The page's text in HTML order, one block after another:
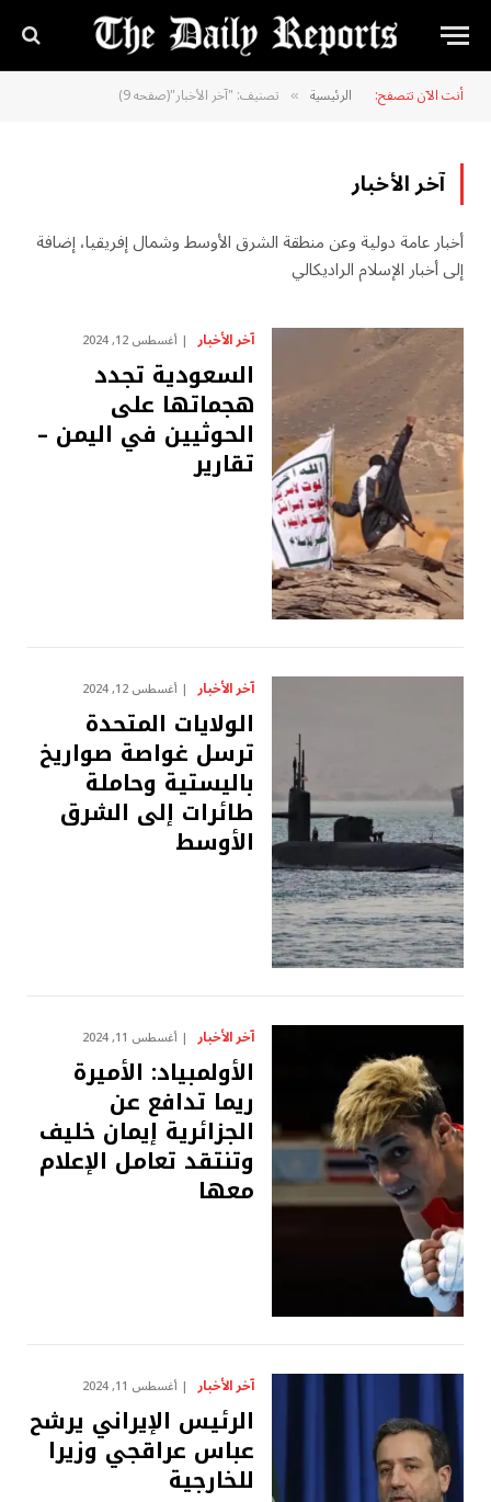
أنت الآن تتصفح: الرئيسية » تصنيف: "آخر الأخبار"(صفحه 9)
آخر الأخبار
أخبار عامة دولية وعن منطقة الشرق الأوسط وشمال إفريقيا، إضافة
إلى أخبار الإسلام الراديكالي
آخر الأخبار أغسطس 12, 2024
السعودية تجدد
هجماتها على
الحوثيين في اليمن –
تقارير
آخر الأخبار أغسطس 12, 2024
الولايات المتحدة
ترسل غواصة صواريخ
باليستية وحاملة
طائرات إلى الشرق
الأوسط
آخر الأخبار أغسطس 11, 2024
الأولمبياد: الأميرة
ريما تدافع عن
الجزائرية إيمان خليف
وتنتقد تعامل الإعلام
معها
آخر الأخبار أغسطس 11, 2024
الرئيس الإيراني يرشح
عباس عراقجي وزيرا
للخارجية